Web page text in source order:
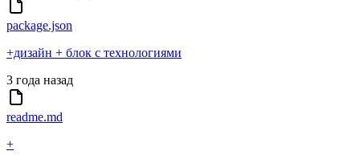
package.json
+дизайн + блок с технологиями
3 года назад
readme.md
+